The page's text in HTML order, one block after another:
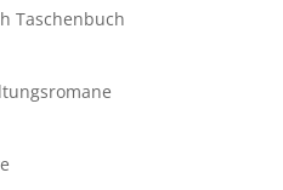
Taschenbuch